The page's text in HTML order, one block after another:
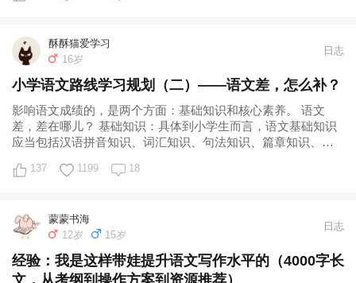
酥酥猫爱学习
16岁
日志
小学语文路线学习规划（二）——语文差，怎么补？
影响语文成绩的，是两个方面：基础知识和核心素养。 语文
差，差在哪儿？ 基础知识：具体到小学生而言，语文基础知识
应当包括汉语拼音知识、词汇知识、句法知识、篇章知识、修
137 1199 18
蒙蒙书海
12岁
15岁
日志
经验：我是这样带娃提升语文写作水平的（4000字长